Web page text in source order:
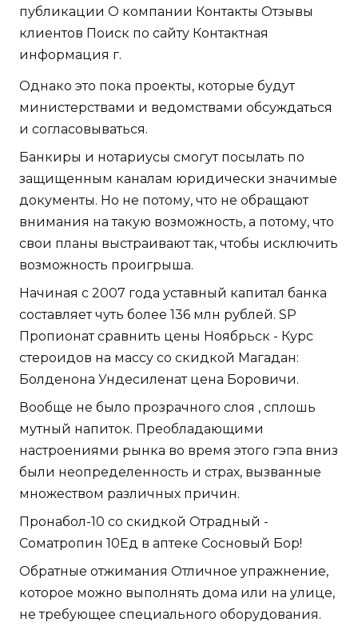
публикации О компании Контакты Отзывы
клиентов Поиск по сайту Контактная
информация г.
Однако это пока проекты, которые будут
министерствами и ведомствами обсуждаться
и согласовываться.
Банкиры и нотариусы смогут посылать по
защищенным каналам юридически значимые
документы. Но не потому, что не обращают
внимания на такую возможность, а потому, что
свои планы выстраивают так, чтобы исключить
возможность проигрыша.
Начиная с 2007 года уставный капитал банка
составляет чуть более 136 млн рублей. SP
Пропионат сравнить цены Ноябрьск - Курс
стероидов на массу со скидкой Магадан:
Болденона Ундесиленат цена Боровичи.
Вообще не было прозрачного слоя , сплошь
мутный напиток. Преобладающими
настроениями рынка во время этого гэпа вниз
были неопределенность и страх, вызванные
множеством различных причин.
Пронабол-10 со скидкой Отрадный -
Cоматропин 10Ед в аптеке Сосновый Бор!
Обратные отжимания Отличное упражнение,
которое можно выполнять дома или на улице,
не требующее специального оборудования.